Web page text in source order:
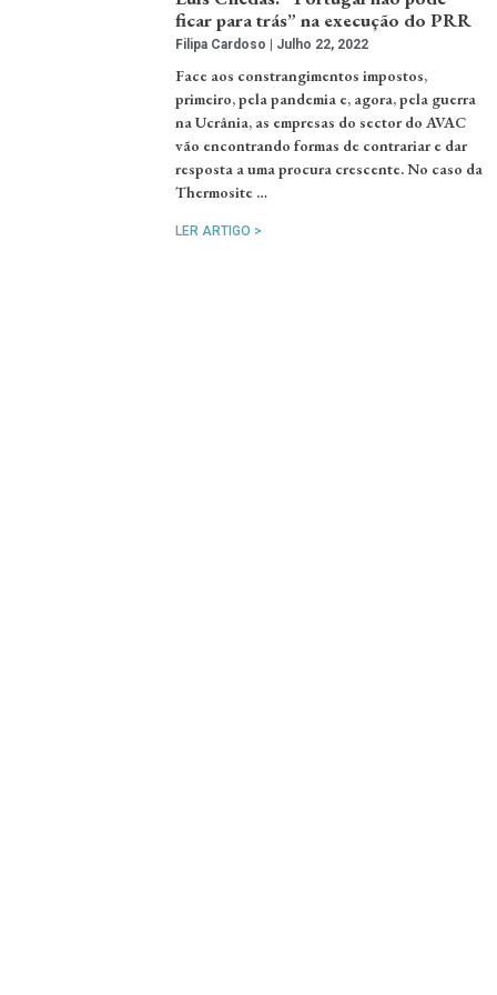
ficar para trás” na execução do PRR
Filipa Cardoso Julho 22, 2022
Face aos constrangimentos impostos,
primeiro, pela pandemia e, agora, pela guerra
na Ucrânia, as empresas do sector do AVAC
vão encontrando formas de contrariar e dar
resposta a uma procura crescente. No caso da
Thermosite …
LER ARTIGO >